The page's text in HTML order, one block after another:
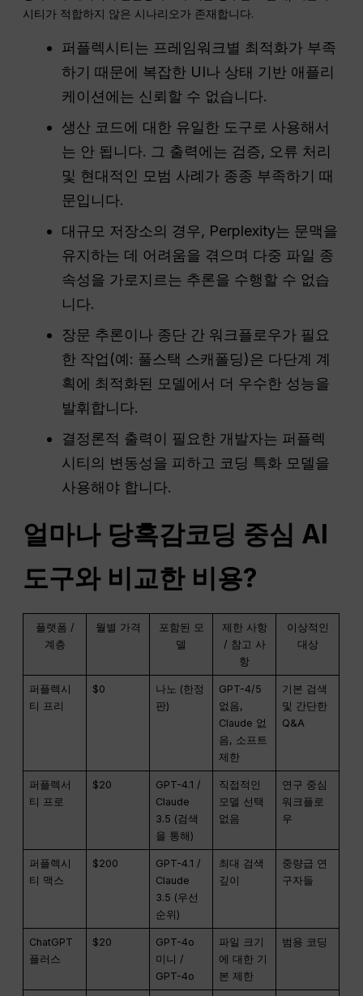
시티가 적합하지 않은 시나리오가 존재합니다.
퍼플렉시티는 프레임워크별 최적화가 부족
하기 때문에 복잡한 UI나 상태 기반 애플리
케이션에는 신뢰할 수 없습니다.
생산 코드에 대한 유일한 도구로 사용해서
는 안 됩니다. 그 출력에는 검증, 오류 처리
및 현대적인 모범 사례가 종종 부족하기 때
문입니다.
대규모 저장소의 경우, Perplexity는 문맥을
유지하는 데 어려움을 겪으며 다중 파일 종
속성을 가로지르는 추론을 수행할 수 없습
니다.
장문 추론이나 종단 간 워크플로우가 필요
한 작업(예: 풀스택 스캐폴딩)은 다단계 계
획에 최적화된 모델에서 더 우수한 성능을
발휘합니다.
결정론적 출력이 필요한 개발자는 퍼플렉
시티의 변동성을 피하고 코딩 특화 모델을
사용해야 합니다.
얼마나 당혹감코딩 중심 AI
도구와 비교한 비용?
플랫폼 /
계층
월별 가격
포함된 모
델
제한 사항
/ 참고 사
항
이상적인
대상
퍼플렉시
티 프리
$0
나노 (한정
판)
GPT-4/5
없음,
Claude 없
음, 소프트
제한
기본 검색
및 간단한
Q&A
퍼플렉서
티 프로
$20
GPT-4.1 /
Claude
3.5 (검색
을 통해)
직접적인
모델 선택
없음
연구 중심
워크플로
우
퍼플렉시
티 맥스
$200
GPT-4.1 /
Claude
3.5 (우선
순위)
최대 검색
깊이
중량급 연
구자들
ChatGPT
플러스
$20
GPT-4o
미니 /
GPT-4o
파일 크기
에 대한 기
본 제한
범용 코딩